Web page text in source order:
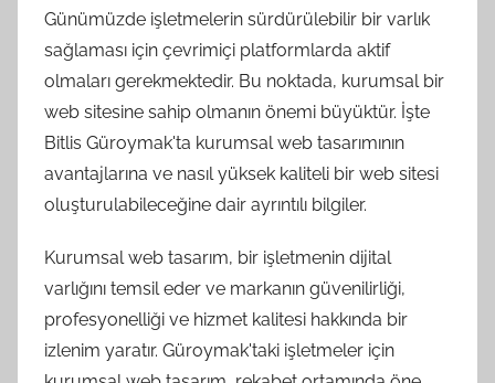
Günümüzde işletmelerin sürdürülebilir bir varlık
sağlaması için çevrimiçi platformlarda aktif
olmaları gerekmektedir. Bu noktada, kurumsal bir
web sitesine sahip olmanın önemi büyüktür. İşte
Bitlis Güroymak'ta kurumsal web tasarımının
avantajlarına ve nasıl yüksek kaliteli bir web sitesi
oluşturulabileceğine dair ayrıntılı bilgiler.
Kurumsal web tasarım, bir işletmenin dijital
varlığını temsil eder ve markanın güvenilirliği,
profesyonelliği ve hizmet kalitesi hakkında bir
izlenim yaratır. Güroymak'taki işletmeler için